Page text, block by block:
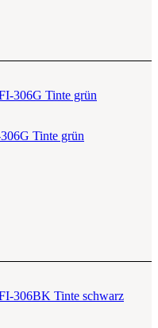
Tinte grün